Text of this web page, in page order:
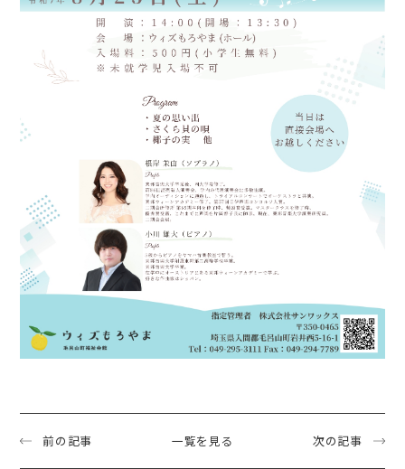
前の記事 一覧を見る 次の記事